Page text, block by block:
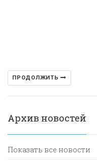
ПРОДОЛЖИТЬ
Архив новостей
Показать все новости